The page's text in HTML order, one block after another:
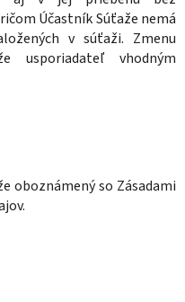
Účastník Súťaže nemá
v súťaži. Zmenu
usporiadateľ vhodným
oboznámený so Zásadami